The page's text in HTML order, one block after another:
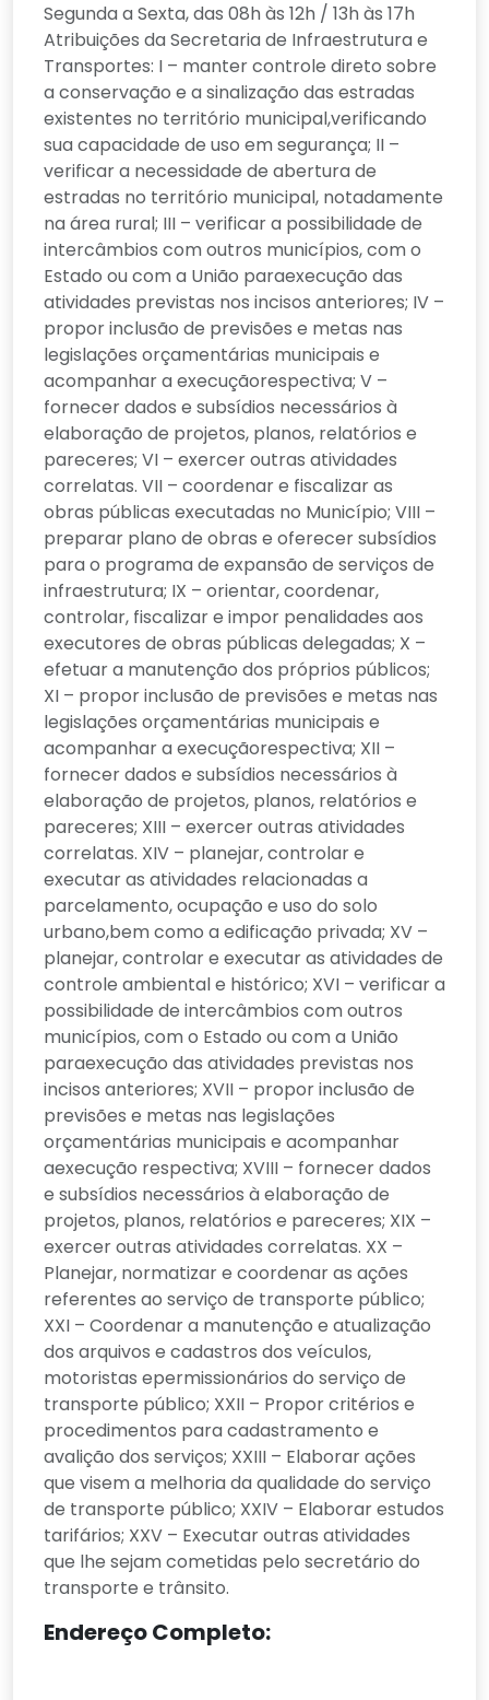
Segunda a Sexta, das 08h às 12h / 13h às 17h
Atribuições da Secretaria de Infraestrutura e
Transportes: I – manter controle direto sobre
a conservação e a sinalização das estradas
existentes no território municipal,verificando
sua capacidade de uso em segurança; II –
verificar a necessidade de abertura de
estradas no território municipal, notadamente
na área rural; III – verificar a possibilidade de
intercâmbios com outros municípios, com o
Estado ou com a União paraexecução das
atividades previstas nos incisos anteriores; IV –
propor inclusão de previsões e metas nas
legislações orçamentárias municipais e
acompanhar a execuçãorespectiva; V –
fornecer dados e subsídios necessários à
elaboração de projetos, planos, relatórios e
pareceres; VI – exercer outras atividades
correlatas. VII – coordenar e fiscalizar as
obras públicas executadas no Município; VIII –
preparar plano de obras e oferecer subsídios
para o programa de expansão de serviços de
infraestrutura; IX – orientar, coordenar,
controlar, fiscalizar e impor penalidades aos
executores de obras públicas delegadas; X –
efetuar a manutenção dos próprios públicos;
XI – propor inclusão de previsões e metas nas
legislações orçamentárias municipais e
acompanhar a execuçãorespectiva; XII –
fornecer dados e subsídios necessários à
elaboração de projetos, planos, relatórios e
pareceres; XIII – exercer outras atividades
correlatas. XIV – planejar, controlar e
executar as atividades relacionadas a
parcelamento, ocupação e uso do solo
urbano,bem como a edificação privada; XV –
planejar, controlar e executar as atividades de
controle ambiental e histórico; XVI – verificar a
possibilidade de intercâmbios com outros
municípios, com o Estado ou com a União
paraexecução das atividades previstas nos
incisos anteriores; XVII – propor inclusão de
previsões e metas nas legislações
orçamentárias municipais e acompanhar
aexecução respectiva; XVIII – fornecer dados
e subsídios necessários à elaboração de
projetos, planos, relatórios e pareceres; XIX –
exercer outras atividades correlatas. XX –
Planejar, normatizar e coordenar as ações
referentes ao serviço de transporte público;
XXI – Coordenar a manutenção e atualização
dos arquivos e cadastros dos veículos,
motoristas epermissionários do serviço de
transporte público; XXII – Propor critérios e
procedimentos para cadastramento e
avalição dos serviços; XXIII – Elaborar ações
que visem a melhoria da qualidade do serviço
de transporte público; XXIV – Elaborar estudos
tarifários; XXV – Executar outras atividades
que lhe sejam cometidas pelo secretário do
transporte e trânsito.
Endereço Completo: